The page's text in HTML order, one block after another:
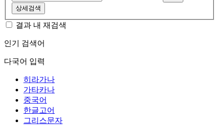
상세검색
결과 내 재검색
인기 검색어
다국어 입력
히라가나
가타카나
중국어
한글고어
그리스문자